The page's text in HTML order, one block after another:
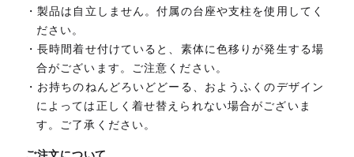
製品は自立しません。付属の台座や支柱を使用してく
ださい。
長時間着せ付けていると、素体に色移りが発生する場
合がございます。ご注意ください。
お持ちのねんどろいどどーる、おようふくのデザイン
によっては正しく着せ替えられない場合がございま
す。ご了承ください。